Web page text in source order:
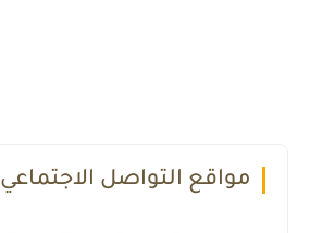
مواقع التواصل الاجتماعي